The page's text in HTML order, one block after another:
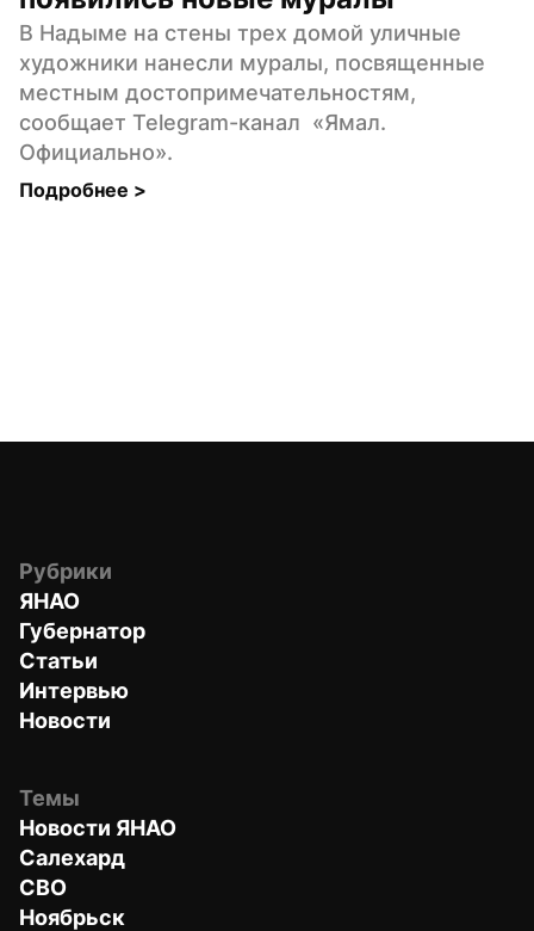
В Надыме на стены трех домой уличные
художники нанесли муралы, посвященные
местным достопримечательностям,
сообщает Telegram-канал  «Ямал.
Официально».
Подробнее >
Рубрики
ЯНАО
Губернатор
Статьи
Интервью
Новости
Темы
Новости ЯНАО
Салехард
СВО
Ноябрьск